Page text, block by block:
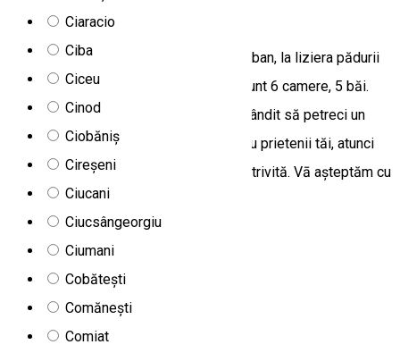
Ciaracio
Ciba
Ciceu
Cinod
Ciobăniș
Cireșeni
Ciucani
Ciucsângeorgiu
Ciumani
Cobătești
Comănești
Comiat
Rustic Wood Villa
Cabana este situat in județul Harghita,Liban, la liziera pădurii
intr-un decor șpecific montan. În total sunt 6 camere, 5 băi.
Vila are SAUNA și CIUBĂR. Dacă te ai gândit să petreci un
timp de calitate alături de partenerul sau prietenii tăi, atunci
noi îți putem oferi locul și atmosfera potrivită. Vā așteptăm cu
drag!
Liban 537307, Romania
Cazare Family-friendly
Deschis
Vila Bella Borsec